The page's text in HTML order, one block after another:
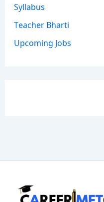
Syllabus
Teacher Bharti
Upcoming Jobs